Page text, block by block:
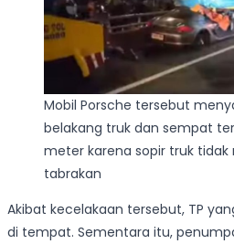
Mobil Porsche tersebut
belakang truk dan sempat
meter karena sopir truk
tabrakan
Akibat kecelakaan tersebut, TP
di tempat. Sementara itu,